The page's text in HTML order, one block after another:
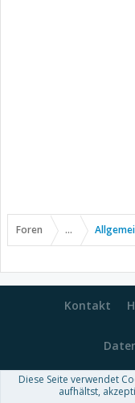
Foren ...
Kontakt
Forum
Diese Seite verwendet
aufhältst,